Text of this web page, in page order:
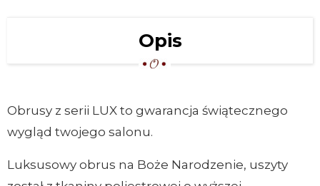
Opis
Obrusy z serii LUX to gwarancja świątecznego
wygląd twojego salonu.
Luksusowy obrus na Boże Narodzenie, uszyty